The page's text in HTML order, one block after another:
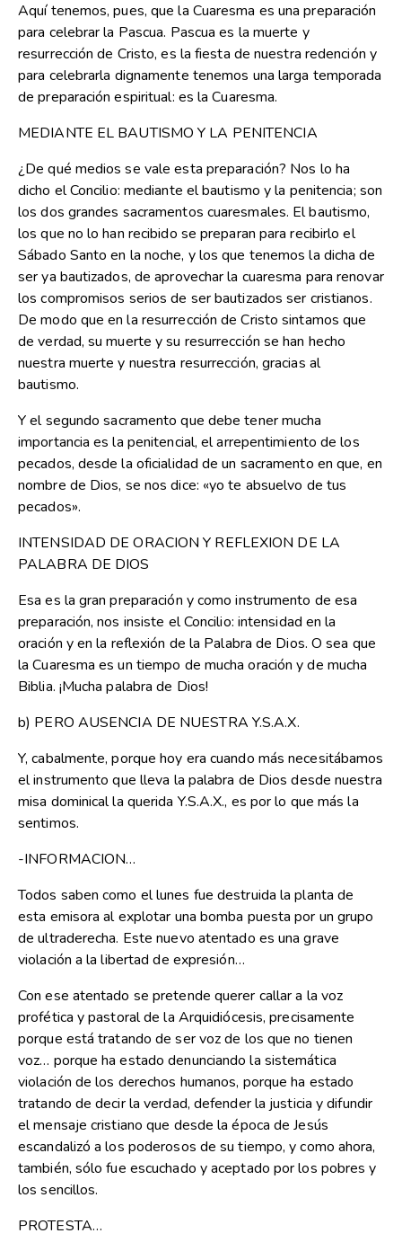
Aquí tenemos, pues, que la Cuaresma es una preparación
para celebrar la Pascua. Pascua es la muerte y
resurrección de Cristo, es la fiesta de nuestra redención y
para celebrarla dignamente tenemos una larga temporada
de preparación espiritual: es la Cuaresma.
MEDIANTE EL BAUTISMO Y LA PENITENCIA
¿De qué medios se vale esta preparación? Nos lo ha
dicho el Concilio: mediante el bautismo y la penitencia; son
los dos grandes sacramentos cuaresmales. El bautismo,
los que no lo han recibido se preparan para recibirlo el
Sábado Santo en la noche, y los que tenemos la dicha de
ser ya bautizados, de aprovechar la cuaresma para renovar
los compromisos serios de ser bautizados ser cristianos.
De modo que en la resurrección de Cristo sintamos que
de verdad, su muerte y su resurrección se han hecho
nuestra muerte y nuestra resurrección, gracias al
bautismo.
Y el segundo sacramento que debe tener mucha
importancia es la penitencial, el arrepentimiento de los
pecados, desde la oficialidad de un sacramento en que, en
nombre de Dios, se nos dice: «yo te absuelvo de tus
pecados».
INTENSIDAD DE ORACION Y REFLEXION DE LA
PALABRA DE DIOS
Esa es la gran preparación y como instrumento de esa
preparación, nos insiste el Concilio: intensidad en la
oración y en la reflexión de la Palabra de Dios. O sea que
la Cuaresma es un tiempo de mucha oración y de mucha
Biblia. ¡Mucha palabra de Dios!
b) PERO AUSENCIA DE NUESTRA Y.S.A.X.
Y, cabalmente, porque hoy era cuando más necesitábamos
el instrumento que lleva la palabra de Dios desde nuestra
misa dominical la querida Y.S.A.X., es por lo que más la
sentimos.
-INFORMACION…
Todos saben como el lunes fue destruida la planta de
esta emisora al explotar una bomba puesta por un grupo
de ultraderecha. Este nuevo atentado es una grave
violación a la libertad de expresión…
Con ese atentado se pretende querer callar a la voz
profética y pastoral de la Arquidiócesis, precisamente
porque está tratando de ser voz de los que no tienen
voz… porque ha estado denunciando la sistemática
violación de los derechos humanos, porque ha estado
tratando de decir la verdad, defender la justicia y difundir
el mensaje cristiano que desde la época de Jesús
escandalizó a los poderosos de su tiempo, y como ahora,
también, sólo fue escuchado y aceptado por los pobres y
los sencillos.
PROTESTA…